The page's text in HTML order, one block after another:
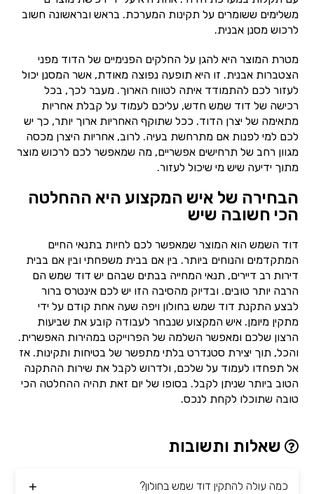
משלימים ששומרים על תקינות המערכת. בראש ובראשונה חשוב
לרכוש מסנן אבנית.
מטרת המוצר היא להגן על החלקים הפנימיים של הדוד מפני
הצטברות אבנית. זו היא תופעה נפוצה מאודת, אשר המסנן יכול
לעזור לכם להתמודד איתה לטווח הארוך. מעבר לכך, בכל
רכישה של דוד שמש חדש, עליכם לעמוד על קבלת אחריות
מתאימה של יצרן הדוד. ככל שתוקף האחריות ארוך יותר, כך יש
לכם למי לפנות אם מתרחשת בעיה. לרוב, אחריות היצרן מכסה
מגוון רחב של תרחישים אפשריים, מה שמאפשר לכם לרכוש מוצר
מתוך ידיעה שיש מי שיכול לעזור.
הבחירה של איש המקצוע היא ההחלטה
הכי חשובה שיש
דוד השמש הוא המוצר שמאפשר לכם לחיות בתנאי החיים
המתקדמים והנוחים ביותר. בין אם בבית משפחתי ובין אם בבית
דירות רב דיירים, תנאי המחייה בבתים שבהם יש דוד שמש הם
הרבה יותר טובים. ובדיוק מהסיבה הזו יש לכם אינטרס ברור
לבצע התקנת דוד שמש בחולון ויפה שעה אחת קודם על ידי
מתקין מיומן. איש המקצוע שנבחר לעבודה קובע את שביעות
הרצון שלכם ומאפשר השלמה של הפרוייקט במהירות האפשרית.
והכל, תוך יצירת סטנדרט בלתי מתפשר של בטיחות ותקינות. אז
אל תפחדו לעמוד על שלכם, ולדרוש לקבל את שירות ההתקנה
הטוב ביותר שניתן לקבל. בסופו של יום זאת תהיה ההחלטה הכי
טובה שתוכלו לקחת לנכס.
שאלות ותשובות
כמה עולה להתקין דוד שמש בחולון?